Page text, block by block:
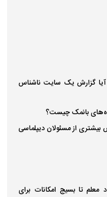
گزارش یک سایت ناشناس
بانمک چیست؟
از مسئولان دیپلماسی
معلم تا بسیج امکانات برای